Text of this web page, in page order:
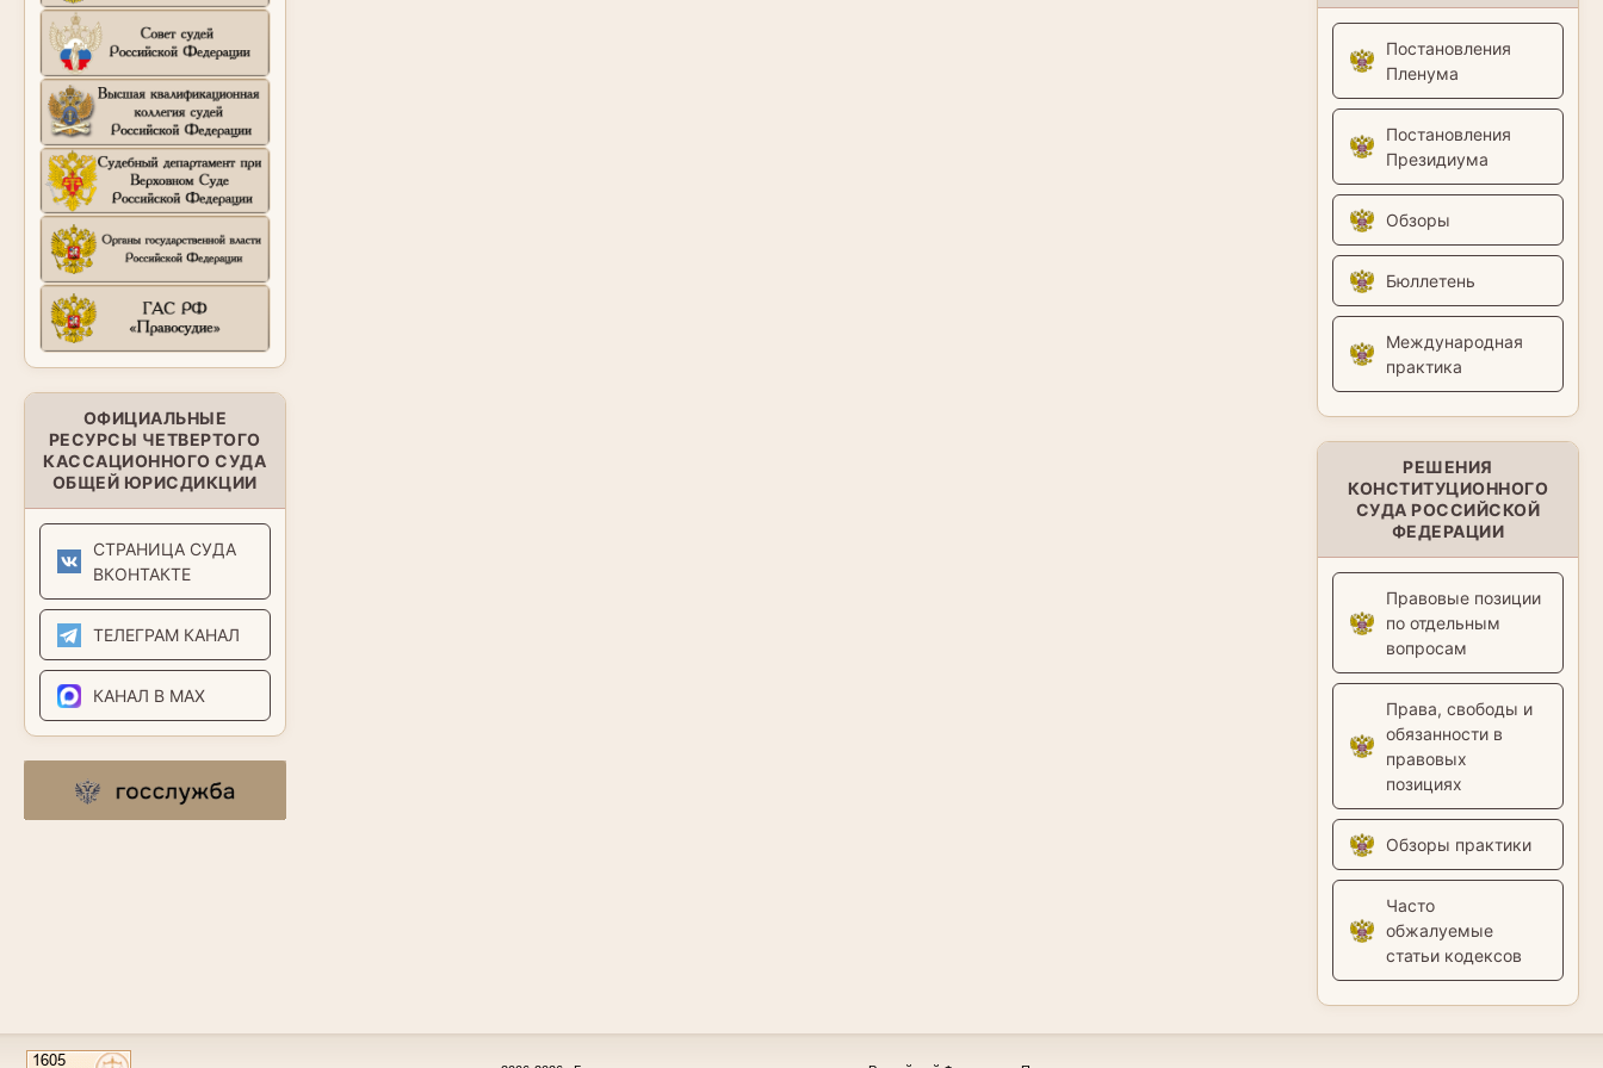
ОФИЦИАЛЬНЫЕ
РЕСУРСЫ ЧЕТВЕРТОГО
КАССАЦИОННОГО СУДА
ОБЩЕЙ ЮРИСДИКЦИИ
СТРАНИЦА СУДА
ВКОНТАКТЕ
ТЕЛЕГРАМ КАНАЛ
КАНАЛ В MAX
Постановления
Пленума
Постановления
Президиума
Обзоры
Бюллетень
Международная
практика
РЕШЕНИЯ
КОНСТИТУЦИОННОГО
СУДА РОССИЙСКОЙ
ФЕДЕРАЦИИ
Правовые позиции
по отдельным
вопросам
Права, свободы и
обязанности в
правовых
позициях
Обзоры практики
Часто
обжалуемые
статьи кодексов